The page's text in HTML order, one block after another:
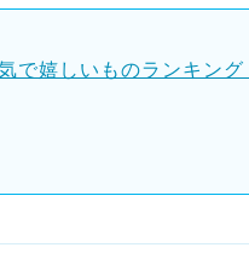
で嬉しいものランキン